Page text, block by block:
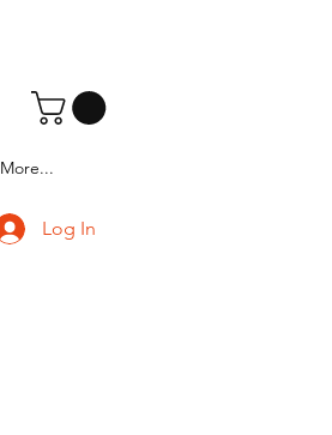
More...
Log In